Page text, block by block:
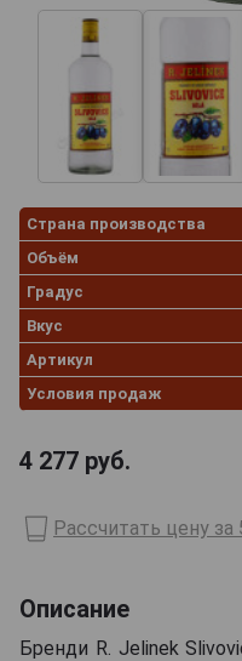
Страна производства
Объём
Градус
Вкус
Артикул
Условия продаж
4 277 руб.
Рассчитать цену за
Описание
Бренди R. Jelinek